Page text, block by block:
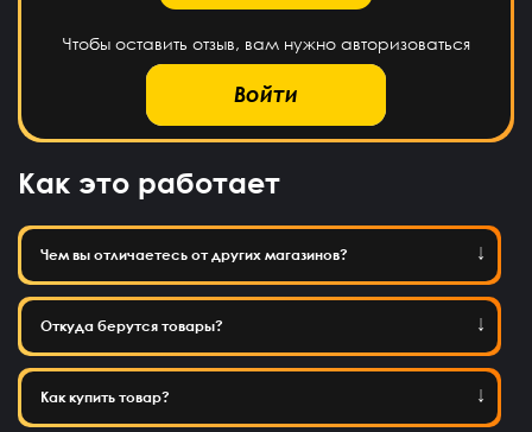
Чтобы оставить отзыв, вам нужно авторизоваться
Войти
Как это работает
Чем вы отличаетесь от других магазинов?
Откуда берутся товары?
Как купить товар?